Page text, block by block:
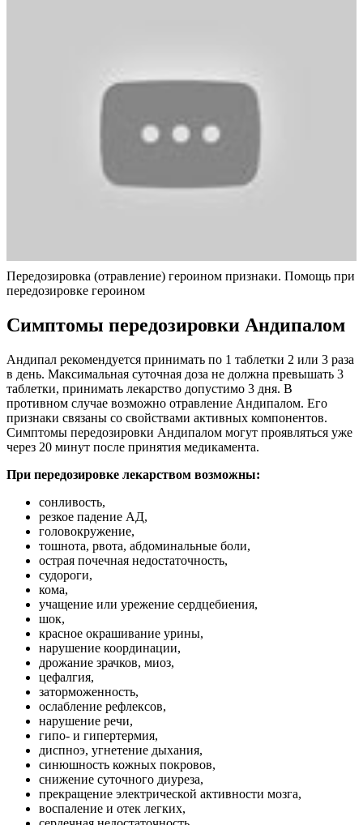
Передозировка (отравление) героином признаки. Помощь при
передозировке героином
Симптомы передозировки Андипалом
Андипал рекомендуется принимать по 1 таблетки 2 или 3 раза
в день. Максимальная суточная доза не должна превышать 3
таблетки, принимать лекарство допустимо 3 дня. В
противном случае возможно отравление Андипалом. Его
признаки связаны со свойствами активных компонентов.
Симптомы передозировки Андипалом могут проявляться уже
через 20 минут после принятия медикамента.
При передозировке лекарством возможны:
сонливость,
резкое падение АД,
головокружение,
тошнота, рвота, абдоминальные боли,
острая почечная недостаточность,
судороги,
кома,
учащение или урежение сердцебиения,
шок,
красное окрашивание урины,
нарушение координации,
дрожание зрачков, миоз,
цефалгия,
заторможенность,
ослабление рефлексов,
нарушение речи,
гипо- и гипертермия,
диспноэ, угнетение дыхания,
синюшность кожных покровов,
снижение суточного диуреза,
прекращение электрической активности мозга,
воспаление и отек легких,